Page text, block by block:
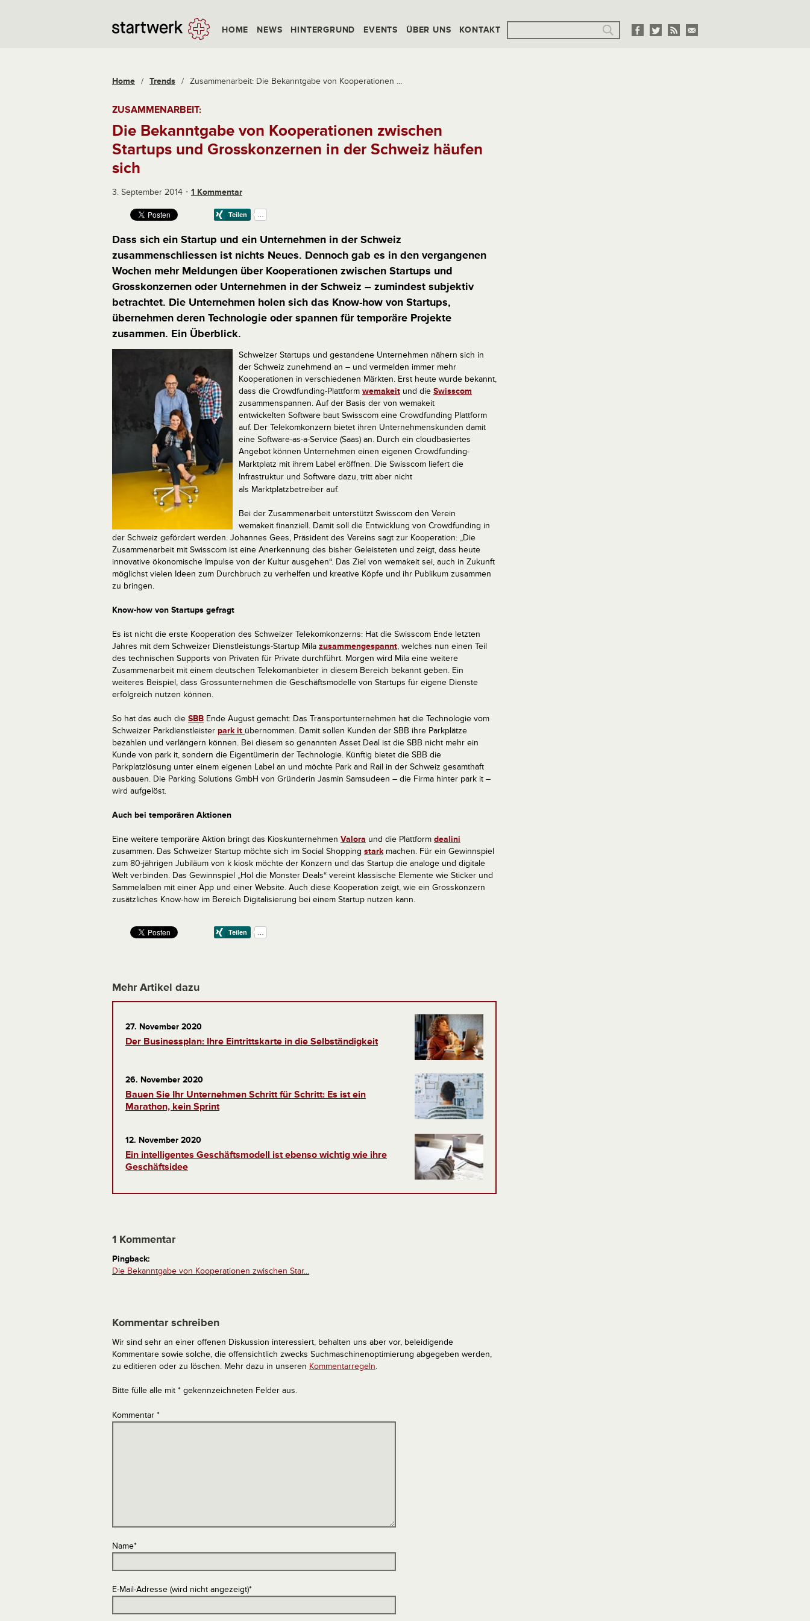
HOME NEWS HINTERGRUND EVENTS ÜBER UNS KONTAKT
Home / Trends / Zusammenarbeit: Die Bekanntgabe von Kooperationen ...
ZUSAMMENARBEIT:
Die Bekanntgabe von Kooperationen zwischen
Startups und Grosskonzernen in der Schweiz häufen
sich
3. September 2014 1 Kommentar
Dass sich ein Startup und ein Unternehmen in der Schweiz
zusammenschliessen ist nichts Neues. Dennoch gab es in den vergangenen
Wochen mehr Meldungen über Kooperationen zwischen Startups und
Grosskonzernen oder Unternehmen in der Schweiz – zumindest subjektiv
betrachtet. Die Unternehmen holen sich das Know-how von Startups,
übernehmen deren Technologie oder spannen für temporäre Projekte
zusammen. Ein Überblick.
Schweizer Startups und gestandene Unternehmen nähern sich in
der Schweiz zunehmend an – und vermelden immer mehr
Kooperationen in verschiedenen Märkten. Erst heute wurde bekannt,
dass die Crowdfunding-Plattform wemakeit und die Swisscom
zusammenspannen. Auf der Basis der von wemakeit
entwickelten Software baut Swisscom eine Crowdfunding Plattform
auf. Der Telekomkonzern bietet ihren Unternehmenskunden damit
eine Software-as-a-Service (Saas) an. Durch ein cloudbasiertes
Angebot können Unternehmen einen eigenen Crowdfunding-
Marktplatz mit ihrem Label eröffnen. Die Swisscom liefert die
Infrastruktur und Software dazu, tritt aber nicht
als Marktplatzbetreiber auf.
Bei der Zusammenarbeit unterstützt Swisscom den Verein
wemakeit finanziell. Damit soll die Entwicklung von Crowdfunding in
der Schweiz gefördert werden. Johannes Gees, Präsident des Vereins sagt zur Kooperation: „Die
Zusammenarbeit mit Swisscom ist eine Anerkennung des bisher Geleisteten und zeigt, dass heute
innovative ökonomische Impulse von der Kultur ausgehen“. Das Ziel von wemakeit sei, auch in Zukunft
möglichst vielen Ideen zum Durchbruch zu verhelfen und kreative Köpfe und ihr Publikum zusammen
zu bringen.
Know-how von Startups gefragt
Es ist nicht die erste Kooperation des Schweizer Telekomkonzerns: Hat die Swisscom Ende letzten
Jahres mit dem Schweizer Dienstleistungs-Startup Mila zusammengespannt, welches nun einen Teil
des technischen Supports von Privaten für Private durchführt. Morgen wird Mila eine weitere
Zusammenarbeit mit einem deutschen Telekomanbieter in diesem Bereich bekannt geben. Ein
weiteres Beispiel, dass Grossunternehmen die Geschäftsmodelle von Startups für eigene Dienste
erfolgreich nutzen können.
So hat das auch die SBB Ende August gemacht: Das Transportunternehmen hat die Technologie vom
Schweizer Parkdienstleister park it übernommen. Damit sollen Kunden der SBB ihre Parkplätze
bezahlen und verlängern können. Bei diesem so genannten Asset Deal ist die SBB nicht mehr ein
Kunde von park it, sondern die Eigentümerin der Technologie. Künftig bietet die SBB die
Parkplatzlösung unter einem eigenen Label an und möchte Park and Rail in der Schweiz gesamthaft
ausbauen. Die Parking Solutions GmbH von Gründerin Jasmin Samsudeen – die Firma hinter park it –
wird aufgelöst.
Auch bei temporären Aktionen
Eine weitere temporäre Aktion bringt das Kioskunternehmen Valora und die Plattform dealini
zusammen. Das Schweizer Startup möchte sich im Social Shopping starkmachen. Für ein Gewinnspiel
zum 80-jährigen Jubiläum von k kiosk möchte der Konzern und das Startup die analoge und digitale
Welt verbinden. Das Gewinnspiel „Hol die Monster Deals“ vereint klassische Elemente wie Sticker und
Sammelalben mit einer App und einer Website. Auch diese Kooperation zeigt, wie ein Grosskonzern
zusätzliches Know-how im Bereich Digitalisierung bei einem Startup nutzen kann.
Mehr Artikel dazu
27. November 2020
Der Businessplan: Ihre Eintrittskarte in die Selbständigkeit
26. November 2020
Bauen Sie Ihr Unternehmen Schritt für Schritt: Es ist ein
Marathon, kein Sprint
12. November 2020
Ein intelligentes Geschäftsmodell ist ebenso wichtig wie ihre
Geschäftsidee
1 Kommentar
Pingback:
Die Bekanntgabe von Kooperationen zwischen Star...
Kommentar schreiben
Wir sind sehr an einer offenen Diskussion interessiert, behalten uns aber vor, beleidigende
Kommentare sowie solche, die offensichtlich zwecks Suchmaschinenoptimierung abgegeben werden,
zu editieren oder zu löschen. Mehr dazu in unseren Kommentarregeln.
Bitte fülle alle mit * gekennzeichneten Felder aus.
Kommentar *
Name*
E-Mail-Adresse (wird nicht angezeigt)*